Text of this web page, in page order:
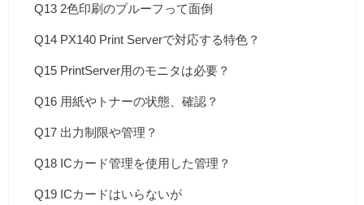
Q13 2色印刷のプルーフって面倒
Q14 PX140 Print Serverで対応する特色？
Q15 PrintServer用のモニタは必要？
Q16 用紙やトナーの状態、確認？
Q17 出力制限や管理？
Q18 ICカード管理を使用した管理？
Q19 ICカードはいらないが